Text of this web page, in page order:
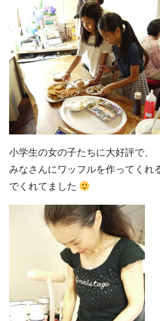
小学生の女の子たちに大好評で、
みなさんにワッフルを作ってくれ
でくれてました